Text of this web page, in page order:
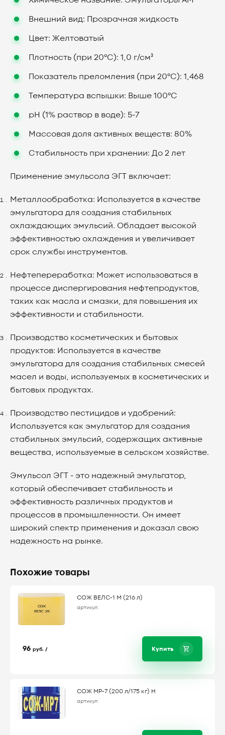
Внешний вид: Прозрачная жидкость
Цвет: Желтоватый
Плотность (при 20°C): 1,0 г/см³
Показатель преломления (при 20°C): 1,468
Температура вспышки: Выше 100°C
pH (1% раствор в воде): 5-7
Массовая доля активных веществ: 80%
Стабильность при хранении: До 2 лет
Применение эмульсола ЭГТ включает:
Металлообработка: Используется в качестве
эмульгатора для создания стабильных
охлаждающих эмульсий. Обладает высокой
эффективностью охлаждения и увеличивает
срок службы инструментов.
Нефтепереработка: Может использоваться в
процессе диспергирования нефтепродуктов,
таких как масла и смазки, для повышения их
эффективности и стабильности.
Производство косметических и бытовых
продуктов: Используется в качестве
эмульгатора для создания стабильных смесей
масел и воды, используемых в косметических и
бытовых продуктах.
Производство пестицидов и удобрений:
Используется как эмульгатор для создания
стабильных эмульсий, содержащих активные
вещества, используемые в сельском хозяйстве.
Эмульсол ЭГТ - это надежный эмульгатор,
который обеспечивает стабильность и
эффективность различных продуктов и
процессов в промышленности. Он имеет
широкий спектр применения и доказал свою
надежность на рынке.
Похожие товары
СОЖ ВЕЛС-1 М (216 л)
артикул:
96 руб. / Купить
СОЖ МР-7 (200 л/175 кг) Н
артикул: